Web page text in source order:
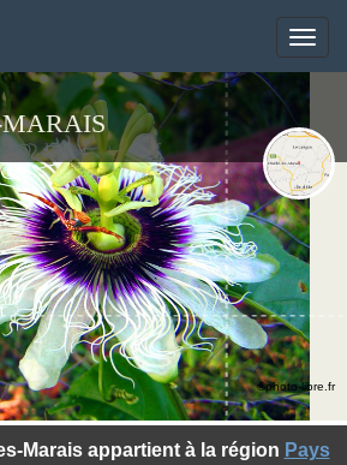
Toggle
Marais appartient à la région Pays
©photo-libre.fr
Toggle